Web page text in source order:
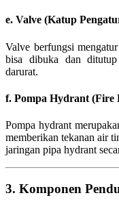
e. Valve (Katup
Valve berfungsi
bisa dibuka dan ditutup
darurat.
f. Pompa Hydrant (Fire
Pompa hydrant
memberikan tekanan air
jaringan pipa hydrant
3. Komponen